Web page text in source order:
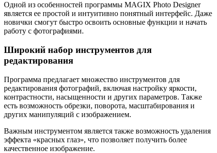
Одной из особенностей программы MAGIX Photo Designer
является ее простой и интуитивно понятный интерфейс. Даже
новички смогут быстро освоить основные функции и начать
работу с фотографиями.
Широкий набор инструментов для
редактирования
Программа предлагает множество инструментов для
редактирования фотографий, включая настройку яркости,
контрастности, насыщенности и других параметров. Также
есть возможность обрезки, поворота, масштабирования и
других манипуляций с изображением.
Важным инструментом является также возможность удаления
эффекта «красных глаз», что позволяет получить более
качественное изображение.